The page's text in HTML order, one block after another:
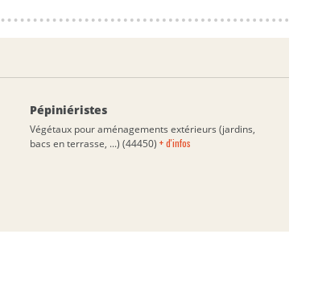
Pépiniéristes
Végétaux pour aménagements extérieurs (jardins,
bacs en terrasse, ...) (44450)+ d'infos